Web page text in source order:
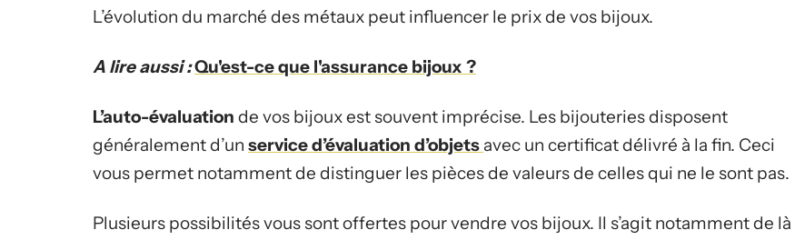
L’évolution du marché des métaux peut influencer le prix de vos bijoux.
A lire aussi :Qu'est-ce que l'assurance bijoux ?
L’auto-évaluation de vos bijoux est souvent imprécise. Les bijouteries disposent
généralement d’un service d’évaluation d’objets avec un certificat délivré à la fin. Ceci
vous permet notamment de distinguer les pièces de valeurs de celles qui ne le sont pas.
Plusieurs possibilités vous sont offertes pour vendre vos bijoux. Il s’agit notamment de là